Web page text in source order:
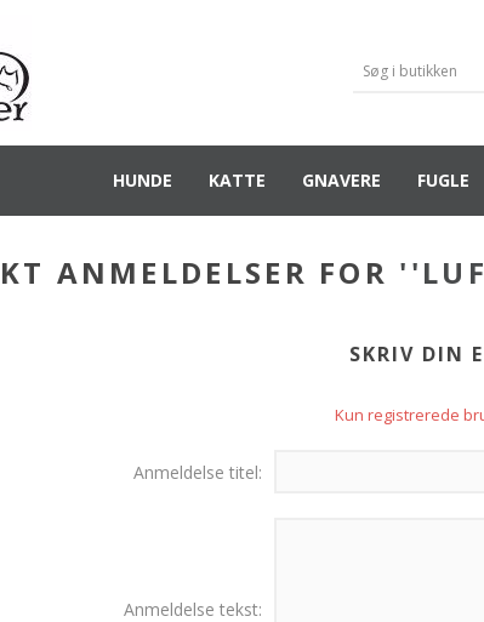
HUNDE KATTE GNAVERE FUGLE
ANMELDELSER FOR
SKRIV DIN
Kun registrerede
Anmeldelse titel:
Anmeldelse tekst: